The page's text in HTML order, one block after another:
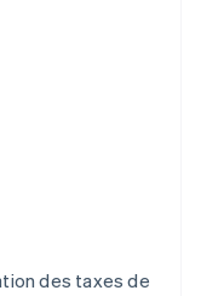
des taxes de